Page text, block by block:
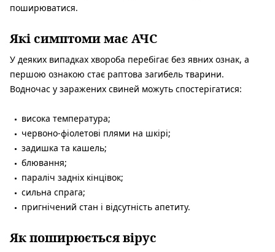
поширюватися.
Які симптоми має АЧС
У деяких випадках хвороба перебігає без явних ознак, а
першою ознакою стає раптова загибель тварини.
Водночас у заражених свиней можуть спостерігатися:
висока температура;
червоно-фіолетові плями на шкірі;
задишка та кашель;
блювання;
параліч задніх кінцівок;
сильна спрага;
пригнічений стан і відсутність апетиту.
Як поширюється вірус